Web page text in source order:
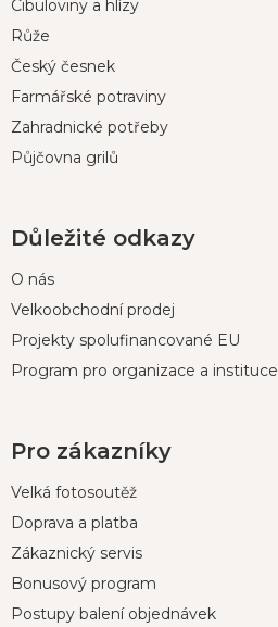
Cibuloviny a hlízy
Růže
Český česnek
Farmářské potraviny
Zahradnické potřeby
Půjčovna grilů
Důležité odkazy
O nás
Velkoobchodní prodej
Projekty spolufinancované EU
Program pro organizace a instituce
Pro zákazníky
Velká fotosoutěž
Doprava a platba
Zákaznický servis
Bonusový program
Postupy balení objednávek